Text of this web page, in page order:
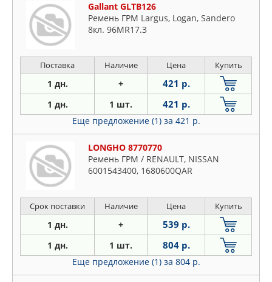
Gallant GLTB126
Ремень ГРМ Largus, Logan, Sandero
8кл. 96MR17.3
Поставка Наличие Цена Купить
1 дн. + 421 р.
1 дн. 1 шт. 421 р.
Еще предложение (1) за 421 р.
LONGHO 8770770
Ремень ГРМ / RENAULT, NISSAN
6001543400, 1680600QAR
Срок поставки Наличие Цена Купить
1 дн. + 539 р.
1 дн. 1 шт. 804 р.
Еще предложение (1) за 804 р.